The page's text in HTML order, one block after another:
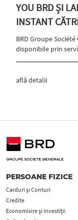
YOU BRD ȘI
INSTANT
BRD Groupe
disponibile prin
află detalii
PERSOANE FIZICE
Carduri şi Conturi
Credite
Economisire și investiții